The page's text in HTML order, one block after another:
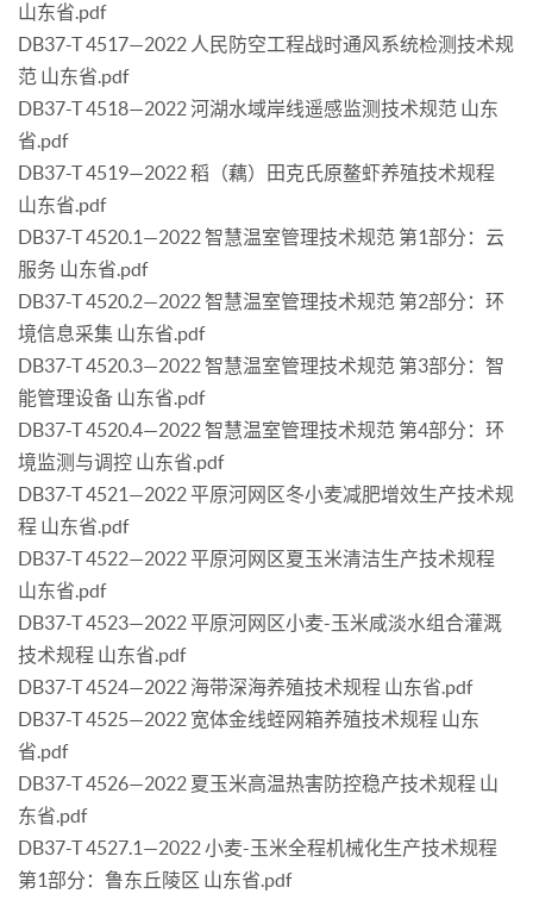
山东省.pdf
DB37-T 4517—2022 人民防空工程战时通风系统检测技术规
范 山东省.pdf
DB37-T 4518—2022 河湖水域岸线遥感监测技术规范 山东
省.pdf
DB37-T 4519—2022 稻（藕）田克氏原鳌虾养殖技术规程
山东省.pdf
DB37-T 4520.1—2022 智慧温室管理技术规范 第1部分：云
服务 山东省.pdf
DB37-T 4520.2—2022 智慧温室管理技术规范 第2部分：环
境信息采集 山东省.pdf
DB37-T 4520.3—2022 智慧温室管理技术规范 第3部分：智
能管理设备 山东省.pdf
DB37-T 4520.4—2022 智慧温室管理技术规范 第4部分：环
境监测与调控 山东省.pdf
DB37-T 4521—2022 平原河网区冬小麦减肥增效生产技术规
程 山东省.pdf
DB37-T 4522—2022 平原河网区夏玉米清洁生产技术规程
山东省.pdf
DB37-T 4523—2022 平原河网区小麦-玉米咸淡水组合灌溉
技术规程 山东省.pdf
DB37-T 4524—2022 海带深海养殖技术规程 山东省.pdf
DB37-T 4525—2022 宽体金线蛭网箱养殖技术规程 山东
省.pdf
DB37-T 4526—2022 夏玉米高温热害防控稳产技术规程 山
东省.pdf
DB37-T 4527.1—2022 小麦-玉米全程机械化生产技术规程
第1部分：鲁东丘陵区 山东省.pdf